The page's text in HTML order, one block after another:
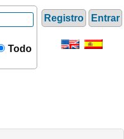
Registro Entrar
Todo